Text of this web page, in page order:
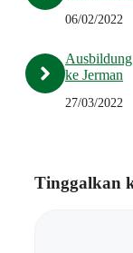
06/02/2022
ke Jerman
27/03/2022
Tinggalkan